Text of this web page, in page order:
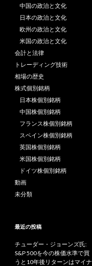
中国の政治と文化
日本の政治と文化
欧州の政治と文化
米国の政治と文化
会計と法律
トレーディング技術
相場の歴史
株式個別銘柄
日本株個別銘柄
中国株個別銘柄
フランス株個別銘柄
スペイン株個別銘柄
英国株個別銘柄
米国株個別銘柄
ドイツ株個別銘柄
動画
未分類
最近の投稿
チューダー・ジョーンズ氏:
S&P 500を今の株価水準で買
うと10年後リターンはマイナ